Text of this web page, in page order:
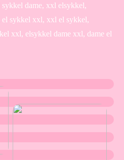
dame, xxl elsykkel,
sykkel xxl, xxl el sykkel,
xxl, elsykkel dame xxl, dame el